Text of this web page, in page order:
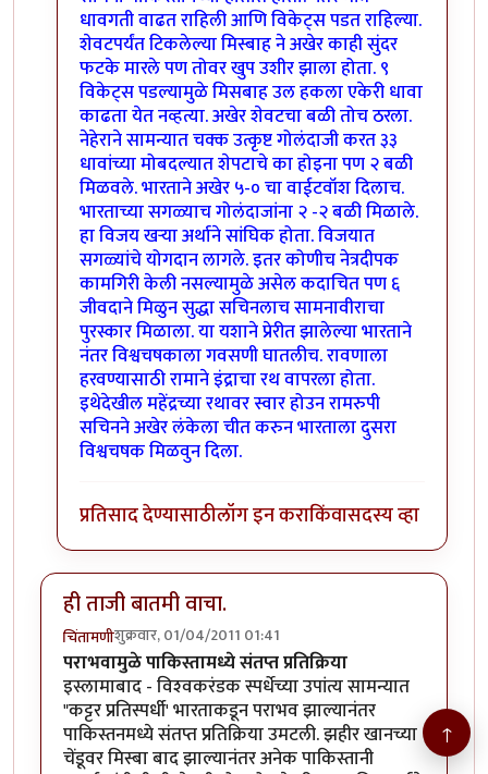
धावगती वाढत राहिली आणि विकेट्स पडत राहिल्या.
शेवटपर्यंत टिकलेल्या मिस्बाह ने अखेर काही सुंदर
फटके मारले पण तोवर खुप उशीर झाला होता. ९
विकेट्स पडल्यामुळे मिसबाह उल हकला एकेरी धावा
काढता येत नव्हत्या. अखेर शेवटचा बळी तोच ठरला.
नेहेराने सामन्यात चक्क उत्कृष्ट गोलंदाजी करत ३३
धावांच्या मोबदल्यात शेपटाचे का होइना पण २ बळी
मिळवले. भारताने अखेर ५-० चा वाईटवॉश दिलाच.
भारताच्या सगळ्याच गोलंदाजांना २ -२ बळी मिळाले.
हा विजय खर्‍या अर्थाने सांघिक होता. विजयात
सगळ्यांचे योगदान लागले. इतर कोणीच नेत्रदीपक
कामगिरी केली नसल्यामुळे असेल कदाचित पण ६
जीवदाने मिळुन सुद्धा सचिनलाच सामनावीराचा
पुरस्कार मिळाला. या यशाने प्रेरीत झालेल्या भारताने
नंतर विश्वचषकाला गवसणी घातलीच. रावणाला
हरवण्यासाठी रामाने इंद्राचा रथ वापरला होता.
इथेदेखील महेंद्रच्या रथावर स्वार होउन रामरुपी
सचिनने अखेर लंकेला चीत करुन भारताला दुसरा
विश्वचषक मिळवुन दिला.
प्रतिसाद देण्यासाठीलॉग इन कराकिंवासदस्य व्हा
ही ताजी बातमी वाचा.
चिंतामणीशुक्रवार, 01/04/2011 01:41
पराभवामुळे पाकिस्तामध्ये संतप्त प्रतिक्रिया
इस्लामाबाद - विश्‍वकरंडक स्पर्धेच्या उपांत्य सामन्यात
"कट्टर प्रतिस्पर्धी' भारताकडून पराभव झाल्यानंतर
पाकिस्तनमध्ये संतप्त प्रतिक्रिया उमटली. झहीर खानच्या
चेंडूवर मिस्बा बाद झाल्यानंतर अनेक पाकिस्तानी
↑